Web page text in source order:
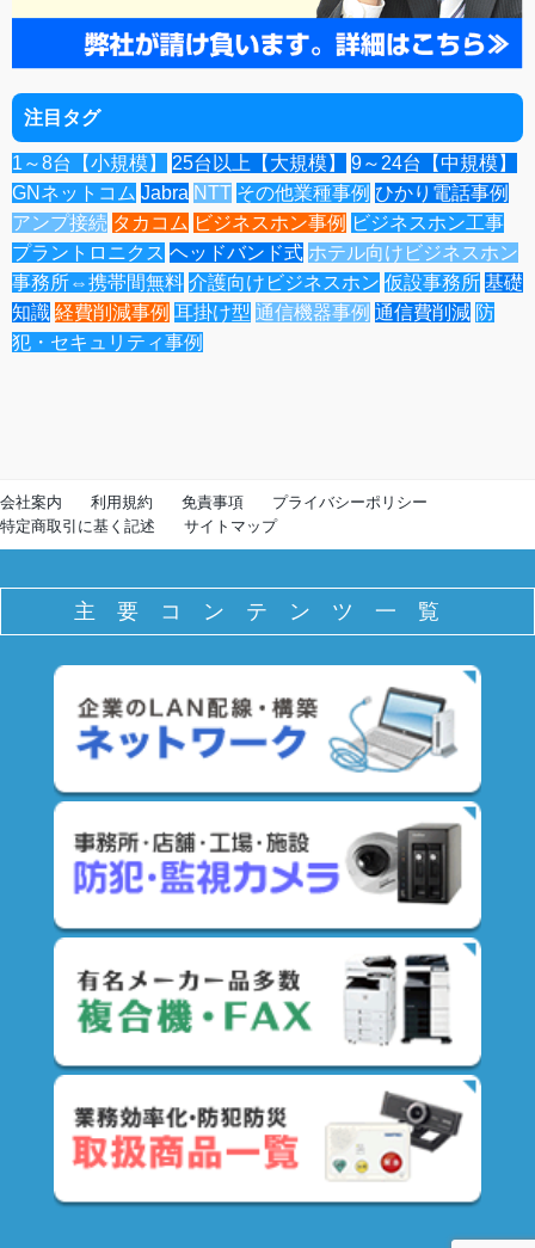
注目タグ
1～8台【小規模】 25台以上【大規模】
9～24台【中規模】
GNネットコム Jabra NTT その他業種事例 ひかり電話事例
アンプ接続 タカコム ビジネスホン事例 ビジネスホン工事
プラントロニクス ヘッドバンド式 ホテル向けビジネスホン
事務所⇔携帯間無料 介護向けビジネスホン 仮設事務所 基礎
知識 経費削減事例 耳掛け型 通信機器事例 通信費削減 防
犯・セキュリティ事例
会社案内 利用規約 免責事項
プライバシーポリシー
特定商取引に基く記述
サイトマップ
主要コンテンツ一覧